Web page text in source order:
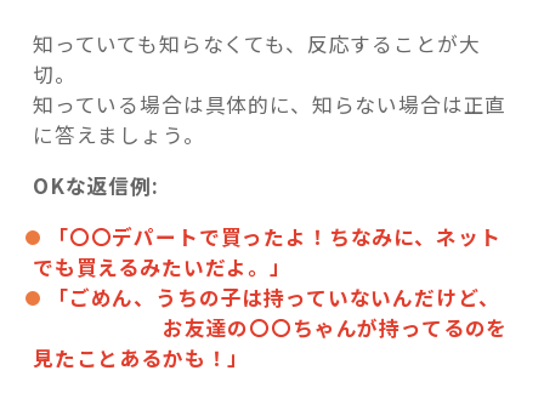
知っていても知らなくても、反応することが大
切。
知っている場合は具体的に、知らない場合は正直
に答えましょう。
OKな返信例:
「〇〇デパートで買ったよ！ちなみに、ネット
でも買えるみたいだよ。」
「ごめん、うちの子は持っていないんだけど、
お友達の〇〇ちゃんが持ってるのを
見たことあるかも！」